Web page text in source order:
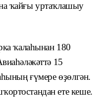
ҡайғы уртаҡлашыу
ҡалаһынан 180
15
ғүмере өҙөлгән.
ете кеше.